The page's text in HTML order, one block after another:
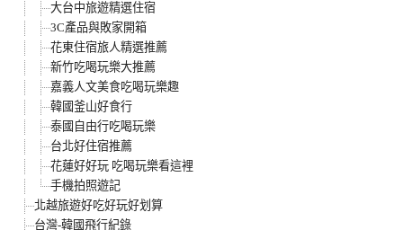
大台中旅遊精選住宿
3C產品與敗家開箱
花東住宿旅人精選推薦
新竹吃喝玩樂大推薦
嘉義人文美食吃喝玩樂趣
韓國釜山好食行
泰國自由行吃喝玩樂
台北好住宿推薦
花蓮好好玩 吃喝玩樂看這裡
手機拍照遊記
北越旅遊好吃好玩好划算
台灣-韓國飛行紀錄